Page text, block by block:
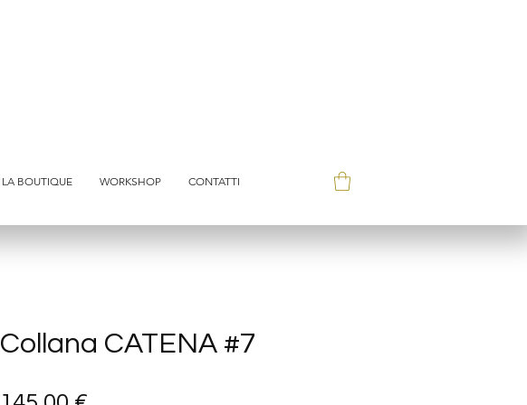
LA BOUTIQUE WORKSHOP CONTATTI
Collana CATENA #7